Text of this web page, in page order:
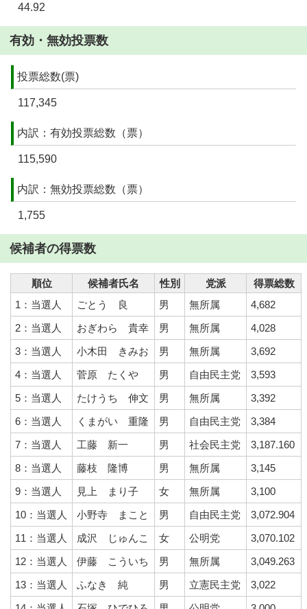
44.92
有効・無効投票数
投票総数(票)
117,345
内訳：有効投票総数（票）
115,590
内訳：無効投票総数（票）
1,755
候補者の得票数
順位 候補者氏名 性別 党派
得票総数
1：当選人
ごとう 良 男 無所属
4,682
2：当選人
おぎわら 貴幸 男 無所属
4,028
3：当選人
小木田 きみお 男 無所属
3,692
4：当選人
菅原 たくや 男 自由民主党
3,593
5：当選人
たけうち 伸文 男 無所属
3,392
6：当選人
くまがい 重隆 男 自由民主党
3,384
7：当選人
工藤 新一 男 社会民主党
3,187.160
8：当選人
藤枝 隆博 男 無所属
3,145
9：当選人
見上 まり子 女 無所属
3,100
10：当選人
小野寺 まこと 男 自由民主党
3,072.904
11：当選人
成沢 じゅんこ 女 公明党
3,070.102
12：当選人
伊藤 こういち 男 無所属
3,049.263
13：当選人
ふなき 純 男 立憲民主党
3,022